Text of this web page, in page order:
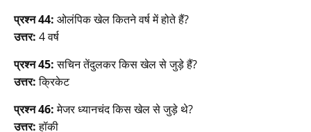
प्रश्न 44: ओलंपिक खेल कितने वर्ष में होते हैं?
उत्तर: 4 वर्ष
प्रश्न 45:सचिन तेंदुलकर किस खेल से जुड़े हैं?
उत्तर:क्रिकेट
प्रश्न 46:मेजर ध्यानचंद किस खेल से जुड़े थे?
उत्तर:हॉकी